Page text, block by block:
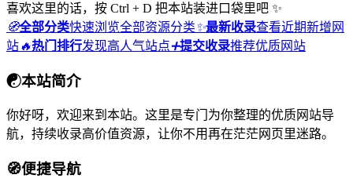
喜欢这里的话，按 Ctrl + D 把本站装进口袋里吧 ✨
🧭全部分类快速浏览全部资源分类✨最新收录查看近期新增网
站🔥热门排行发现高人气站点➕提交收录推荐优质网站
☯本站简介
你好呀，欢迎来到本站。这里是专门为你整理的优质网站导
航，持续收录高价值资源，让你不用再在茫茫网页里迷路。
🧭便捷导航